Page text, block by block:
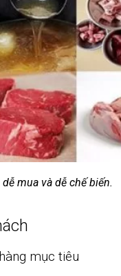
hàng.
mua và dễ chế biến.
mục tiêu